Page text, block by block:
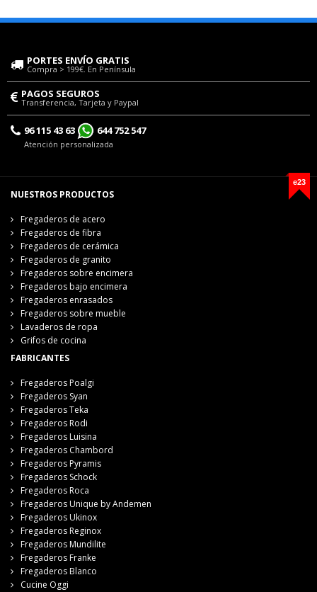
PORTES ENVÍO GRATIS
Compra > 199€. En Península
PAGOS SEGUROS
Transferencia, Tarjeta y Paypal
96 115 43 63 644 752 547
Atención personalizada
e23
NUESTROS PRODUCTOS
Fregaderos de acero
Fregaderos de fibra
Fregaderos de cerámica
Fregaderos de granito
Fregaderos sobre encimera
Fregaderos bajo encimera
Fregaderos enrasados
Fregaderos sobre mueble
Lavaderos de ropa
Grifos de cocina
FABRICANTES
Fregaderos Poalgi
Fregaderos Syan
Fregaderos Teka
Fregaderos Rodi
Fregaderos Luisina
Fregaderos Chambord
Fregaderos Pyramis
Fregaderos Schock
Fregaderos Roca
Fregaderos Unique by Andemen
Fregaderos Ukinox
Fregaderos Reginox
Fregaderos Mundilite
Fregaderos Franke
Fregaderos Blanco
Cucine Oggi